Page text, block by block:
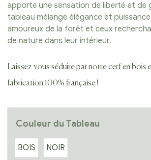
apporte une sensation de liberté et de
tableau mélange élégance et
amoureux de la forêt et ceux
de nature dans leur intérieur.
Laissez-vous séduire par notre cerf en bois
fabrication 100% française !
Couleur du Tableau
BOIS NOIR